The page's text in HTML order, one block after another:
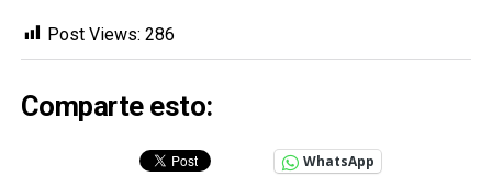
Post Views: 286
Comparte esto:
WhatsApp